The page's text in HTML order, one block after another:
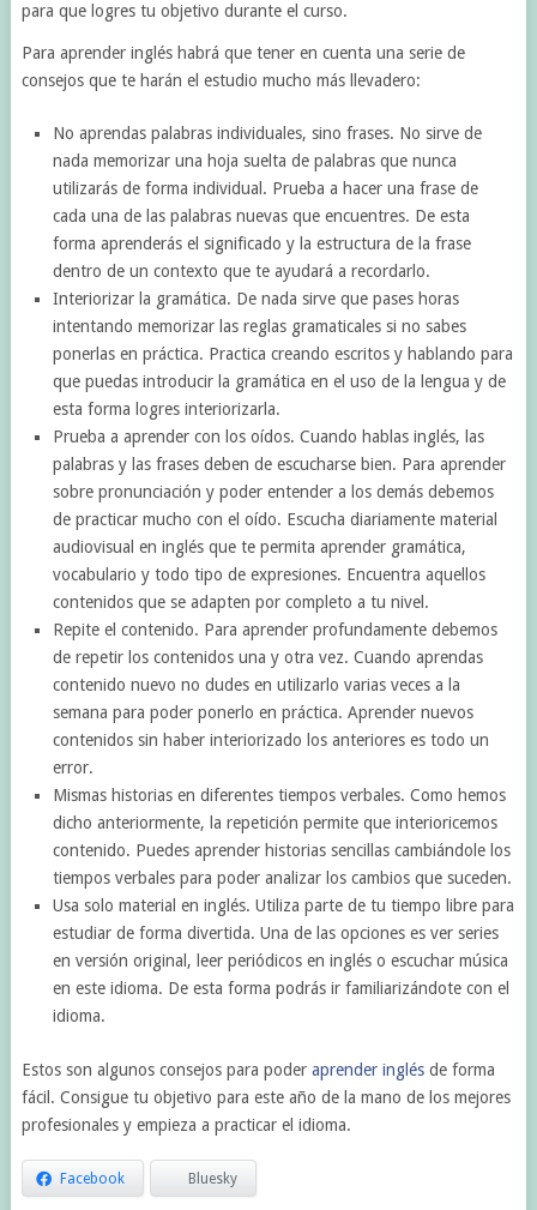
para que logres tu objetivo durante el curso.
Para aprender inglés habrá que tener en cuenta una serie de
consejos que te harán el estudio mucho más llevadero:
No aprendas palabras individuales, sino frases. No sirve de
nada memorizar una hoja suelta de palabras que nunca
utilizarás de forma individual. Prueba a hacer una frase de
cada una de las palabras nuevas que encuentres. De esta
forma aprenderás el significado y la estructura de la frase
dentro de un contexto que te ayudará a recordarlo.
Interiorizar la gramática. De nada sirve que pases horas
intentando memorizar las reglas gramaticales si no sabes
ponerlas en práctica. Practica creando escritos y hablando para
que puedas introducir la gramática en el uso de la lengua y de
esta forma logres interiorizarla.
Prueba a aprender con los oídos. Cuando hablas inglés, las
palabras y las frases deben de escucharse bien. Para aprender
sobre pronunciación y poder entender a los demás debemos
de practicar mucho con el oído. Escucha diariamente material
audiovisual en inglés que te permita aprender gramática,
vocabulario y todo tipo de expresiones. Encuentra aquellos
contenidos que se adapten por completo a tu nivel.
Repite el contenido. Para aprender profundamente debemos
de repetir los contenidos una y otra vez. Cuando aprendas
contenido nuevo no dudes en utilizarlo varias veces a la
semana para poder ponerlo en práctica. Aprender nuevos
contenidos sin haber interiorizado los anteriores es todo un
error.
Mismas historias en diferentes tiempos verbales. Como hemos
dicho anteriormente, la repetición permite que interioricemos
contenido. Puedes aprender historias sencillas cambiándole los
tiempos verbales para poder analizar los cambios que suceden.
Usa solo material en inglés. Utiliza parte de tu tiempo libre para
estudiar de forma divertida. Una de las opciones es ver series
en versión original, leer periódicos en inglés o escuchar música
en este idioma. De esta forma podrás ir familiarizándote con el
idioma.
Estos son algunos consejos para poder aprender inglésde forma
fácil. Consigue tu objetivo para este año de la mano de los mejores
profesionales y empieza a practicar el idioma.
Facebook Bluesky